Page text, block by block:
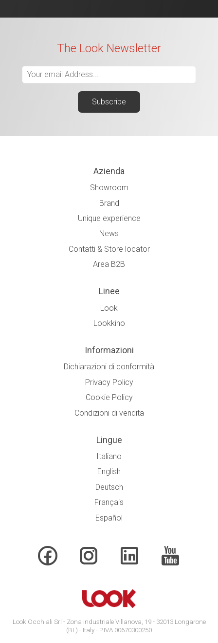
The Look Newsletter
Azienda
Showroom
Brand
Unique experience
News
Contatti & Store locator
Area B2B
Linee
Look
Lookkino
Informazioni
Dichiarazioni di conformità
Privacy Policy
Cookie Policy
Condizioni di vendita
Lingue
Italiano
English
Deutsch
Français
Español
Look Occhiali Srl - Zona industriale Villanova, 19 - 32013 Longarone
(BL) - Italy - P.IVA 00670300250